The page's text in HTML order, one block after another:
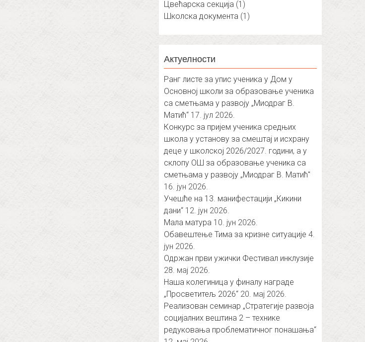
Цвећарска секција (1)
Школска документа (1)
Актуелности
Ранг листе за упис ученика у Дом у
Основној школи за образовање ученика
са сметњама у развоју „Миодраг В.
Матић“ 17. јул 2026.
Конкурс за пријем ученика средњих
школа у установу за смештај и исхрану
деце у школској 2026/2027. години, а у
склопу ОШ за образовање ученика са
сметњама у развоју „Миодраг В. Матић″
16. јун 2026.
Учешће на 13. манифестацији „Кикини
дани“ 12. јун 2026.
Мала матура 10. јун 2026.
Обавештење Тима за кризне ситуације 4.
јун 2026.
Одржан први ужички Фестивал инклузије
28. мај 2026.
Наша колегиница у финалу награде
„Просветитељ 2026“ 20. мај 2026.
Реализован семинар „Стратегије развоја
социјалних вештина 2 – технике
редуковања проблематичног понашања“